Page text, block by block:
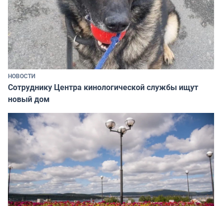
НОВОСТИ
Сотруднику Центра кинологической службы ищут
новый дом